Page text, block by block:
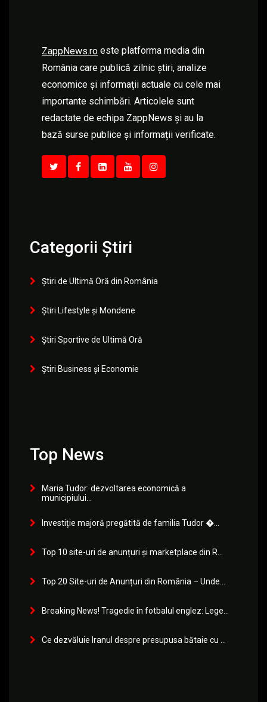
ZappNews.ro este platforma media din
România care publică zilnic știri, analize
economice și informații actuale cu cele mai
importante schimbări. Articolele sunt
redactate de echipa ZappNews și au la
bază surse publice și informații verificate.
Categorii Știri
Știri de Ultimă Oră din România
Știri Lifestyle și Mondene
Știri Sportive de Ultimă Oră
Știri Business și Economie
Top News
Maria Tudor: dezvoltarea economică a
municipiului...
Investiție majoră pregătită de familia Tudor �...
Top 10 site-uri de anunțuri și marketplace din R...
Top 20 Site-uri de Anunțuri din România – Unde...
Breaking News! Tragedie în fotbalul englez: Lege...
Ce dezvăluie Iranul despre presupusa bătaie cu ...